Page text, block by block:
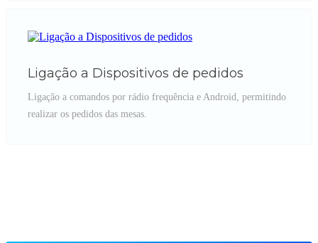
Ligação a Dispositivos de pedidos
Ligação a comandos por rádio frequência e Android, permitindo
realizar os pedidos das mesas.